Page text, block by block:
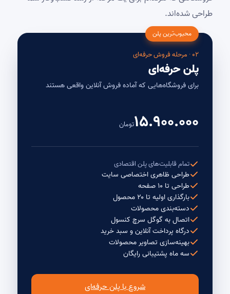
طراحی شده‌اند.
محبوب‌ترین پلن
۰۲ · مرحله فروش حرفه‌ای
پلن حرفه‌ای
برای فروشگاه‌هایی که آماده فروش آنلاین واقعی هستند
۱۵.۹۰۰.۰۰۰تومان
تمام قابلیت‌های پلن اقتصادی
طراحی ظاهری اختصاصی سایت
طراحی تا ۱۰ صفحه
بارگذاری اولیه تا ۲۰ محصول
دسته‌بندی محصولات
اتصال به گوگل سرچ کنسول
درگاه پرداخت آنلاین و سبد خرید
بهینه‌سازی تصاویر محصولات
سه ماه پشتیبانی رایگان
شروع با پلن حرفه‌ای